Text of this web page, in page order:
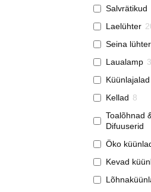
Salvrätikud
Laelühter
Seina lühter
Laualamp 3
Küünlajalad
Kellad 8
Toalõhnad
Difuuserid
Öko
Kevad